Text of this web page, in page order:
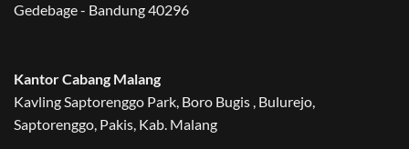
Gedebage - Bandung 40296
Kantor Cabang Malang
Kavling Saptorenggo Park, Boro Bugis , Bulurejo,
Saptorenggo, Pakis, Kab. Malang